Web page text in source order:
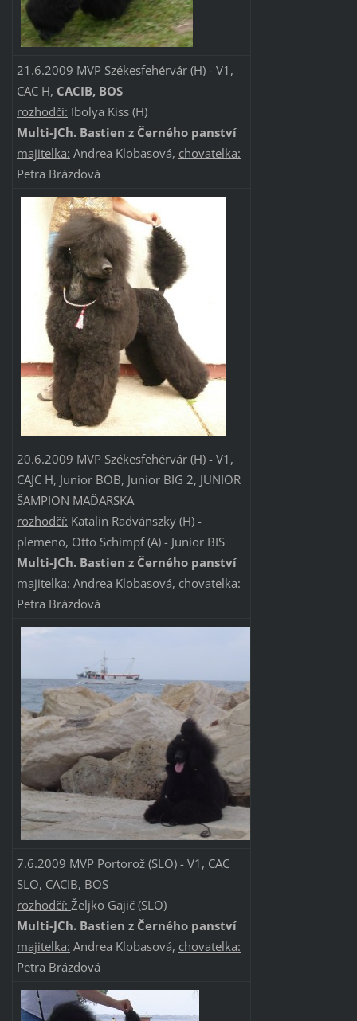
21.6.2009 MVP Székesfehérvár (H) - V1,
CAC H, CACIB, BOS
rozhodčí: Ibolya Kiss (H)
Multi-JCh. Bastien z Černého panství
majitelka: Andrea Klobasová, chovatelka:
Petra Brázdová
20.6.2009 MVP Székesfehérvár (H) - V1,
CAJC H, Junior BOB, Junior BIG 2, JUNIOR
ŠAMPION MAĎARSKA
rozhodčí: Katalin Radvánszky (H) -
plemeno, Otto Schimpf (A) - Junior BIS
Multi-JCh. Bastien z Černého panství
majitelka: Andrea Klobasová, chovatelka:
Petra Brázdová
7.6.2009 MVP Portorož (SLO) - V1, CAC
SLO, CACIB, BOS
rozhodčí: Željko Gajič (SLO)
Multi-JCh. Bastien z Černého panství
majitelka: Andrea Klobasová, chovatelka:
Petra Brázdová